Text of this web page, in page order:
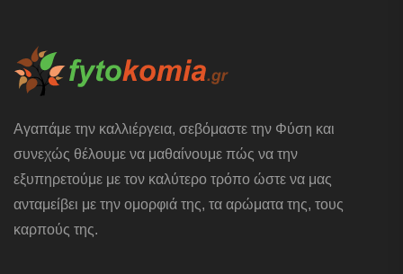
Αγαπάμε την καλλιέργεια, σεβόμαστε την Φύση και
συνεχώς θέλουμε να μαθαίνουμε πώς να την
εξυπηρετούμε με τον καλύτερο τρόπο ώστε να μας
ανταμείβει με την ομορφιά της, τα αρώματα της, τους
καρπούς της.